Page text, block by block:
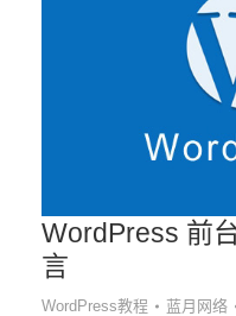
WordPress 前
言
WordPress教程 蓝月网络